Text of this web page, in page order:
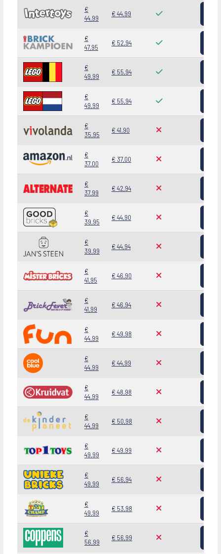
€
44,99
€ 44,99
€
47,95
€ 52,94
€
49,99
€ 55,94
€
49,99
€ 55,94
€
35,95
€ 41,90
€
37,00
€ 37,00
€
37,99
€ 42,94
€
39,95
€ 44,90
€
39,99
€ 44,94
€
41,95
€ 46,90
€
41,99
€ 46,94
€
44,99
€ 49,98
€
44,99
€ 44,99
€
44,99
€ 48,98
€
44,99
€ 50,98
€
49,99
€ 49,99
€
49,99
€ 56,94
€
49,99
€ 53,98
€
56,99
€ 56,99